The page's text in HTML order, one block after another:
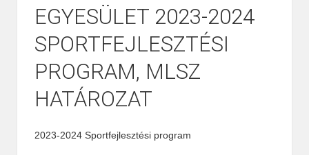
EGYESÜLET 2023-2024
SPORTFEJLESZTÉSI
PROGRAM, MLSZ
HATÁROZAT
2023-2024 Sportfejlesztési program